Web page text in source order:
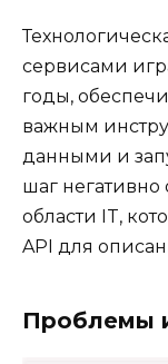
сервисами
годы,
важным
данными и
шаг негативно
области IT,
API для
Проблемы